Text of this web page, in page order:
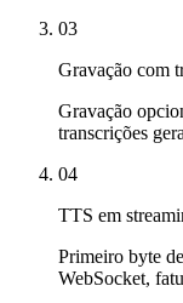
03
Gravação com
Gravação
transcrições
04
TTS em
Primeiro byte
WebSocket,